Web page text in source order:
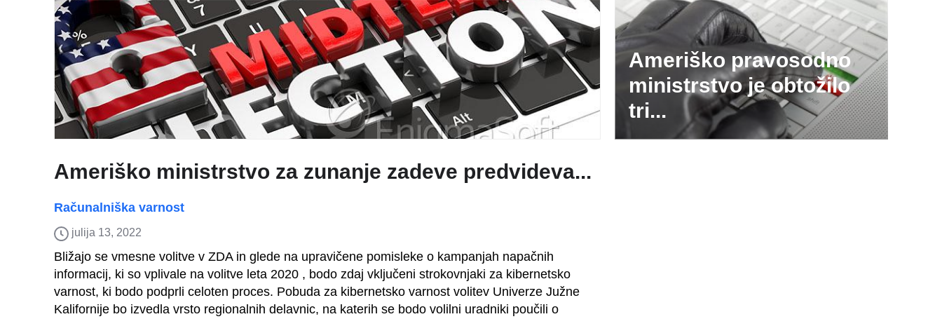
Ameriško ministrstvo za zunanje zadeve predvideva...
Računalniška varnost
julija 13, 2022
Bližajo se vmesne volitve v ZDA in glede na upravičene pomisleke o kampanjah napačnih
informacij, ki so vplivale na volitve leta 2020 , bodo zdaj vključeni strokovnjaki za kibernetsko
varnost, ki bodo podprli celoten proces. Pobuda za kibernetsko varnost volitev Univerze Južne
Kalifornije bo izvedla vrsto regionalnih delavnic, na katerih se bodo volilni uradniki poučili o
Ameriško pravosodno
ministrstvo je obtožilo
tri...